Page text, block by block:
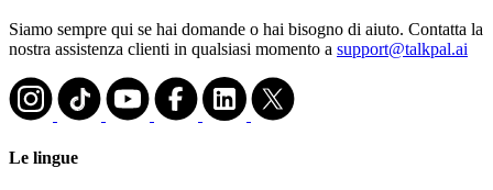
Siamo sempre qui se hai domande o hai bisogno di aiuto. Contatta la
nostra assistenza clienti in qualsiasi momento a support@talkpal.ai
Le lingue